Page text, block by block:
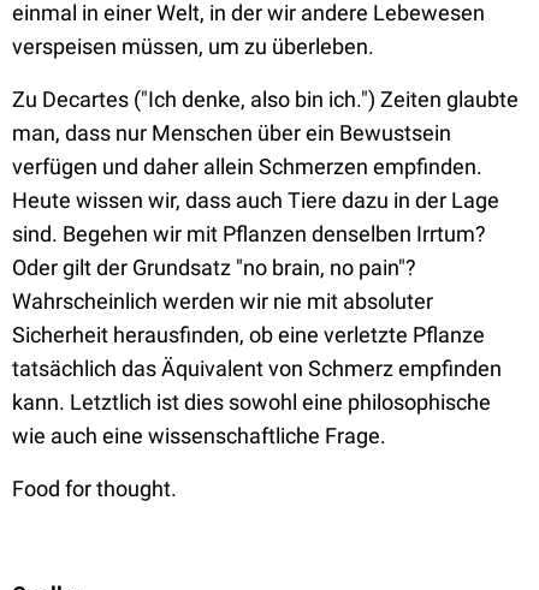
einmal in einer Welt, in der wir andere Lebewesen
verspeisen müssen, um zu überleben.
Zu Decartes ("Ich denke, also bin ich.") Zeiten glaubte
man, dass nur Menschen über ein Bewustsein
verfügen und daher allein Schmerzen empfinden.
Heute wissen wir, dass auch Tiere dazu in der Lage
sind. Begehen wir mit Pflanzen denselben Irrtum?
Oder gilt der Grundsatz "no brain, no pain"?
Wahrscheinlich werden wir nie mit absoluter
Sicherheit herausfinden, ob eine verletzte Pflanze
tatsächlich das Äquivalent von Schmerz empfinden
kann. Letztlich ist dies sowohl eine philosophische
wie auch eine wissenschaftliche Frage.
Food for thought.